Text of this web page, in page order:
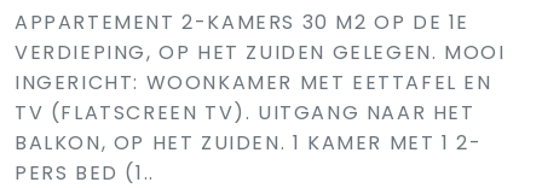
APPARTEMENT 2-KAMERS 30 M2 OP DE 1E
VERDIEPING, OP HET ZUIDEN GELEGEN. MOOI
INGERICHT: WOONKAMER MET EETTAFEL EN
TV (FLATSCREEN TV). UITGANG NAAR HET
BALKON, OP HET ZUIDEN. 1 KAMER MET 1 2-
PERS BED (1..